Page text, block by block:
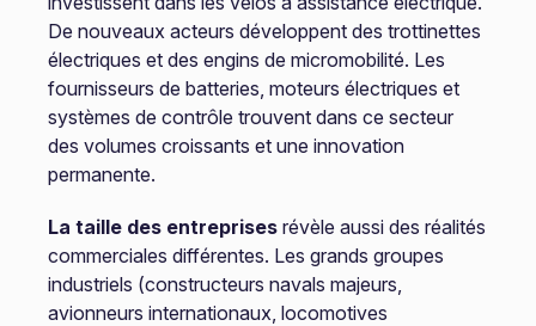
De nouveaux acteurs développent des trottinettes
électriques et des engins de micromobilité. Les
fournisseurs de batteries, moteurs électriques et
systèmes de contrôle trouvent dans ce secteur
des volumes croissants et une innovation
permanente.
La taille des entreprisesrévèle aussi des réalités
commerciales différentes. Les grands groupes
industriels (constructeurs navals majeurs,
avionneurs internationaux, locomotives